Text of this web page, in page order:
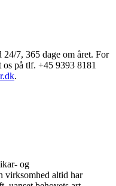
7, 365 dage om året. For
på tlf. +45 9393 8181
.
og
virksomhed altid har